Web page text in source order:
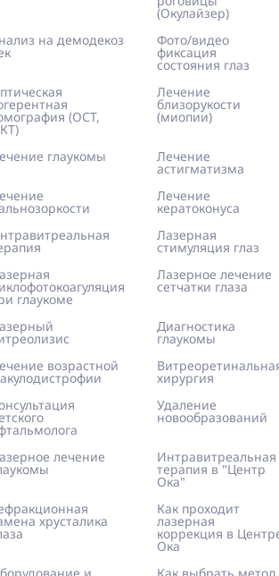
(Окулайзер)
на демодекоз
Фото/видео
фиксация
состояния глаз
(ОСТ,
Лечение
близорукости
(миопии)
глаукомы Лечение
астигматизма
Лечение
кератоконуса
Лазерная
стимуляция глаз
глаукоме
Лазерное лечение
сетчатки глаза
Диагностика
глаукомы
возрастной
хирургия
Удаление
новообразований
лечение Интравитреальная
терапия в "Центр
Ока"
хрусталика
Как проходит
лазерная
коррекция в
Ока